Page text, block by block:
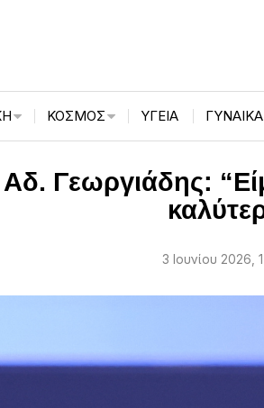
ΚΟΣΜΟΣ ΥΓΕΙΑ ΓΥΝΑΙΚΑ
Αδ. Γεωργιάδης:
3 Ιουνίου 2026,